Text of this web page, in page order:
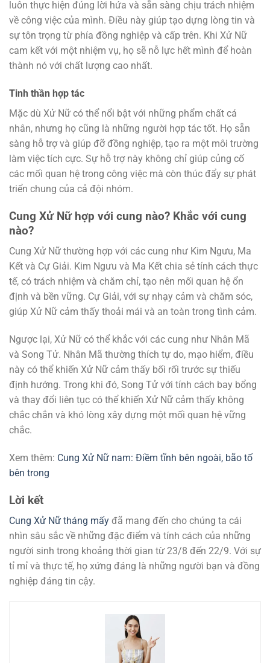
luôn thực hiện đúng lời hứa và sẵn sàng chịu trách nhiệm
về công việc của mình. Điều này giúp tạo dựng lòng tin và
sự tôn trọng từ phía đồng nghiệp và cấp trên. Khi Xử Nữ
cam kết với một nhiệm vụ, họ sẽ nỗ lực hết mình để hoàn
thành nó với chất lượng cao nhất.
Tinh thần hợp tác
Mặc dù Xử Nữ có thể nổi bật với những phẩm chất cá
nhân, nhưng họ cũng là những người hợp tác tốt. Họ sẵn
sàng hỗ trợ và giúp đỡ đồng nghiệp, tạo ra một môi trường
làm việc tích cực. Sự hỗ trợ này không chỉ giúp củng cố
các mối quan hệ trong công việc mà còn thúc đẩy sự phát
triển chung của cả đội nhóm.
Cung Xử Nữ hợp với cung nào? Khắc với cung
nào?
Cung Xử Nữ thường hợp với các cung như Kim Ngưu, Ma
Kết và Cự Giải. Kim Ngưu và Ma Kết chia sẻ tính cách thực
tế, có trách nhiệm và chăm chỉ, tạo nên mối quan hệ ổn
định và bền vững. Cự Giải, với sự nhạy cảm và chăm sóc,
giúp Xử Nữ cảm thấy thoải mái và an toàn trong tình cảm.
Ngược lại, Xử Nữ có thể khắc với các cung như Nhân Mã
và Song Tử. Nhân Mã thường thích tự do, mạo hiểm, điều
này có thể khiến Xử Nữ cảm thấy bối rối trước sự thiếu
định hướng. Trong khi đó, Song Tử với tính cách bay bổng
và thay đổi liên tục có thể khiến Xử Nữ cảm thấy không
chắc chắn và khó lòng xây dựng một mối quan hệ vững
chắc.
Xem thêm: Cung Xử Nữ nam: Điềm tĩnh bên ngoài, bão tố
bên trong
Lời kết
Cung Xử Nữ tháng mấy đã mang đến cho chúng ta cái
nhìn sâu sắc về những đặc điểm và tính cách của những
người sinh trong khoảng thời gian từ 23/8 đến 22/9. Với sự
tỉ mỉ và thực tế, họ xứng đáng là những người bạn và đồng
nghiệp đáng tin cậy.